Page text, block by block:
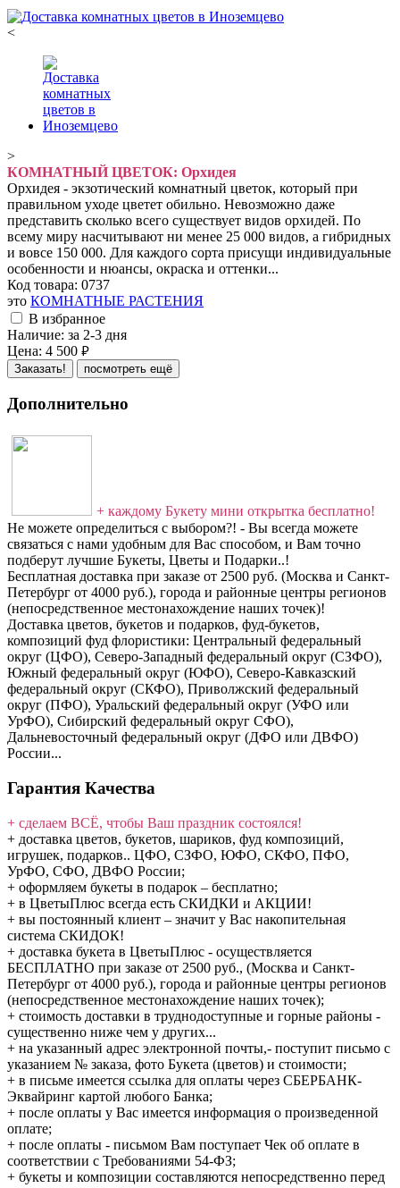
<
>
КОМНАТНЫЙ ЦВЕТОК: Орхидея
Орхидея - экзотический комнатный цветок, который при
правильном уходе цветет обильно. Невозможно даже
представить сколько всего существует видов орхидей. По
всему миру насчитывают ни менее 25 000 видов, а гибридных
и вовсе 150 000. Для каждого сорта присущи индивидуальные
особенности и нюансы, окраска и оттенки...
Код товара: 0737
это КОМНАТНЫЕ РАСТЕНИЯ
В избранное
Наличие: за 2-3 дня
Цена: 4 500 руб.
Заказать! посмотреть ещё
Дополнительно
+ каждому Букету мини открытка бесплатно!
Не можете определиться с выбором?! - Вы всегда можете
связаться с нами удобным для Вас способом, и Вам точно
подберут лучшие Букеты, Цветы и Подарки..!
Бесплатная доставка при заказе от 2500 руб. (Москва и Санкт-
Петербург от 4000 руб.), города и районные центры регионов
(непосредственное местонахождение наших точек)!
Доставка цветов, букетов и подарков, фуд-букетов,
композиций фуд флористики: Центральный федеральный
округ (ЦФО), Северо-Западный федеральный округ (СЗФО),
Южный федеральный округ (ЮФО), Северо-Кавказский
федеральный округ (СКФО), Приволжский федеральный
округ (ПФО), Уральский федеральный округ (УФО или
УрФО), Сибирский федеральный округ СФО),
Дальневосточный федеральный округ (ДФО или ДВФО)
России...
Гарантия Качества
+ сделаем ВСЁ, чтобы Ваш праздник состоялся!
+ доставка цветов, букетов, шариков, фуд композиций,
игрушек, подарков.. ЦФО, СЗФО, ЮФО, СКФО, ПФО,
УрФО, СФО, ДВФО России;
+ оформляем букеты в подарок – бесплатно;
+ в ЦветыПлюс всегда есть СКИДКИ и АКЦИИ!
+ вы постоянный клиент – значит у Вас накопительная
система СКИДОК!
+ доставка букета в ЦветыПлюс - осуществляется
БЕСПЛАТНО при заказе от 2500 руб., (Москва и Санкт-
Петербург от 4000 руб.), города и районные центры регионов
(непосредственное местонахождение наших точек);
+ стоимость доставки в труднодоступные и горные районы -
существенно ниже чем у других...
+ на указанный адрес электронной почты,- поступит письмо с
указанием № заказа, фото Букета (цветов) и стоимости;
+ в письме имеется ссылка для оплаты через СБЕРБАНК-
Эквайринг картой любого Банка;
+ после оплаты у Вас имеется информация о произведенной
оплате;
+ после оплаты - письмом Вам поступает Чек об оплате в
соответствии с Требованиями 54-ФЗ;
+ букеты и композиции составляются непосредственно перед